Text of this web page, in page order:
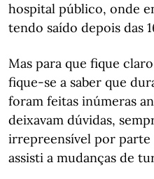
hospital público, onde
tendo saído depois das
Mas para que fique
fique-se a saber que
foram feitas inúmeras
deixavam dúvidas,
irrepreensível por parte
assisti a mudanças de